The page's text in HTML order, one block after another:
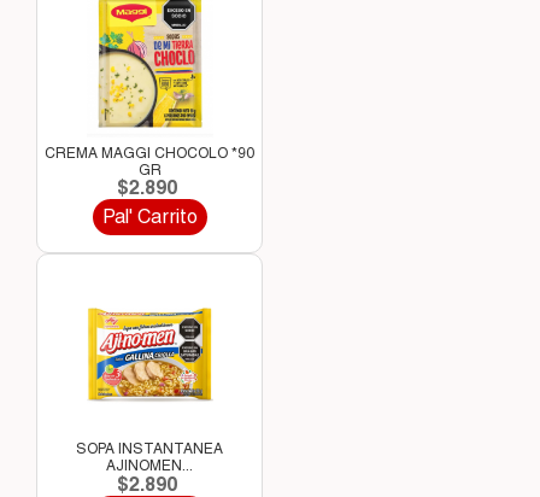
CREMA MAGGI CHOCOLO *90
GR
$2.890
Pal' Carrito
SOPA INSTANTANEA
AJINOMEN...
$2.890